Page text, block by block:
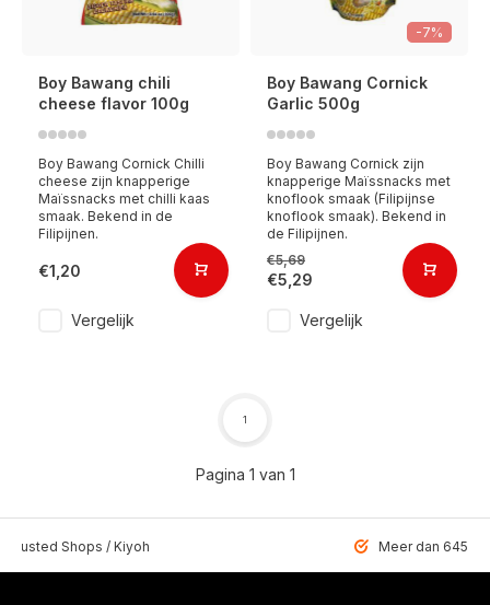
Boy Bawang chili
cheese flavor 100g
Boy Bawang Cornick Chilli
cheese zijn knapperige
Maïssnacks met chilli kaas
smaak. Bekend in de
Filipijnen.
€1,20
Vergelijk
-7%
Boy Bawang Cornick
Garlic 500g
Boy Bawang Cornick zijn
knapperige Maïssnacks met
knoflook smaak (Filipijnse
knoflook smaak). Bekend in
de Filipijnen.
€5,69
€5,29
Vergelijk
Pagina 1 van 1
1
Shops / Kiyoh Meer dan 6459